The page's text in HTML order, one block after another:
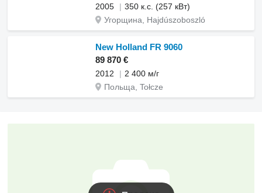
2005
350 к.с. (257 кВт)
Угорщина, Hajdúszoboszló
New Holland FR 9060
89 870 €
2012
2 400 м/г
Польща, Tołcze